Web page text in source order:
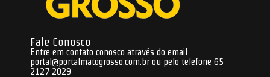
Fale Conosco
Entre em contato conosco através do email
portal@portalmatogrosso.com.brou pelo telefone 65
2127 2029